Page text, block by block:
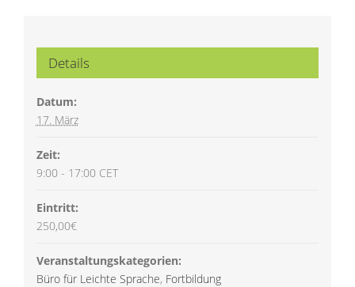
Details
Datum:
17. März
Zeit:
9:00 - 17:00 CET
Eintritt:
250,00€
Veranstaltungskategorien:
Büro für Leichte Sprache, Fortbildung